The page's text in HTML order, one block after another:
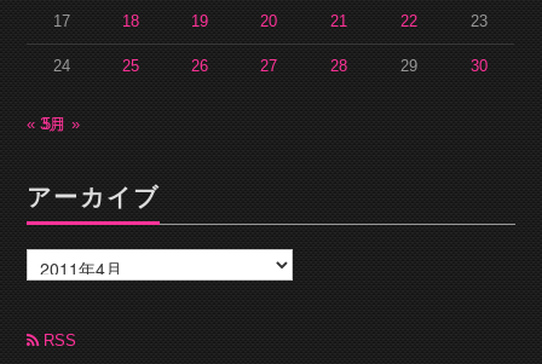
17 18 19 20 21 22 23
24 25 26 27 28 29 30
« 3月5月 »
アーカイブ
ー
カ
ブ RSS